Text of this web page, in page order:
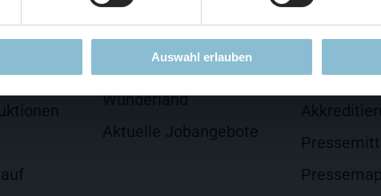
Auswahl erlauben
Arbeiten im Miniatur
Wunderland
Aktuelle Jobangebote